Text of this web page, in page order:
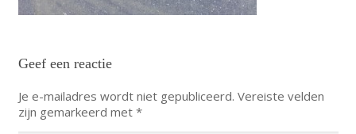
Geef een reactie
Je e-mailadres wordt niet gepubliceerd. Vereiste velden
zijn gemarkeerd met *